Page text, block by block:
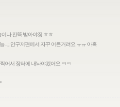
나 잔뜩 받아야징 ㅎㅎ
...;; 안구저편에서 자꾸 어른거려요 ㅠㅠ 아흑
어서 장터에 내놔야겠어요 ㅋㅋ